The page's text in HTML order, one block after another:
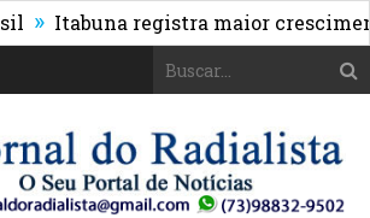
Itabuna registra maior crescimento do